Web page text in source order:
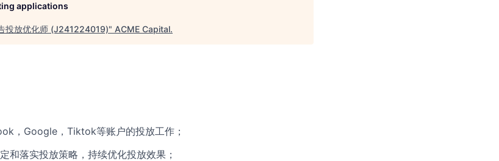
applications
投放优化师 (J241224019)" ACME Capital.
，Google，Tiktok等账户的投放工作；
和落实投放策略，持续优化投放效果；